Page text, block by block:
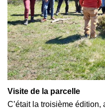
Visite de la parcelle
C’était la troisième